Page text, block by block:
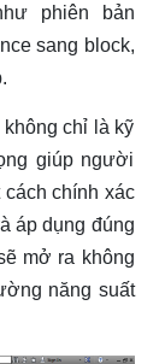
phiên bản
sang block,
chỉ là kỹ
giúp người
chính xác
áp dụng đúng
mở ra không
năng suất